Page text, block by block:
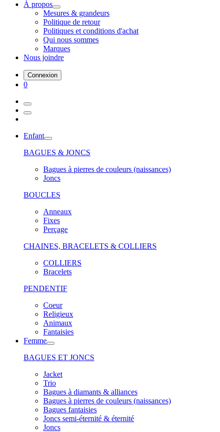
À propos
Mesures & grandeurs
Politique de retour
Politiques et conditions d'achat
Qui nous sommes
Marques
Nous joindre
Connexion
0
Enfant
BAGUES & JONCS
Bagues à pierres de couleurs (naissances)
Joncs
BOUCLES
Anneaux
Fixes
Perçage
CHAINES, BRACELETS & COLLIERS
COLLIERS
Bracelets
PENDENTIF
Coeur
Religieux
Animaux
Fantaisies
Femme
BAGUES ET JONCS
Jacket
Trio
Bagues à diamants & alliances
Bagues à pierres de couleurs (naissances)
Bagues fantaisies
Joncs semi-éternité & éternité
Joncs